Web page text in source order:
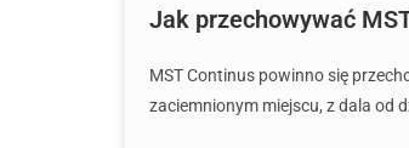
Jak przechowywać
MST Continus powinno się
zaciemnionym miejscu, z dala od